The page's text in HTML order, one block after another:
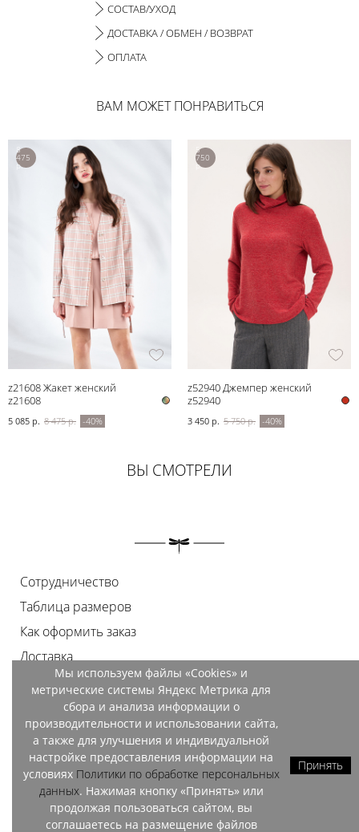
СОСТАВ/УХОД
ДОСТАВКА / ОБМЕН / ВОЗВРАТ
ОПЛАТА
ВАМ МОЖЕТ ПОНРАВИТЬСЯ
8
475
р.
z21608 Жакет женский
z21608
5 085 р. 8 475 р. -40%
5
750
р.
z52940 Джемпер женский
z52940
3 450 р. 5 750 р. -40%
ВЫ СМОТРЕЛИ
Сотрудничество
Таблица размеров
Как оформить заказ
Доставка
Оплата
Возврат
Документы
Контакты
Магазины
Мы используем файлы «Cookies» и
метрические системы Яндекс Метрика для
сбора и анализа информации о
производительности и использовании сайта,
а также для улучшения и индивидуальной
настройке предоставления информации на
условиях Политики по обработке персональных
данных. Нажимая кнопку «Принять» или
продолжая пользоваться сайтом, вы
соглашаетесь на размещение файлов
Принять